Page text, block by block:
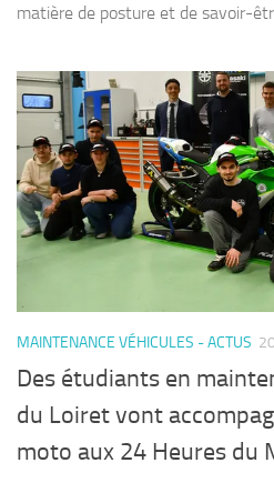
matière de posture et de savoir-
MAINTENANCE VÉHICULES - ACTUS
Des étudiants en
du Loiret vont
moto aux 24 Heures du